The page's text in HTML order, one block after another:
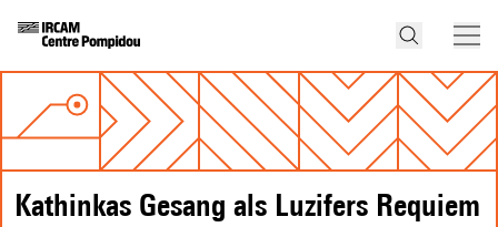
Kathinkas Gesang als Luzifers Requiem